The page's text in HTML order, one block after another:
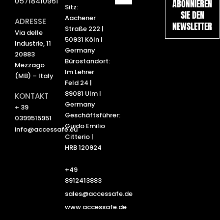
ADRESSE
Via delle
Industrie, 11
20883
Mezzago
(MB) – Italy
KONTAKT
+ 39
0399515951
info@accessafe.eu
Sitz:
Aachener
Straße 222 |
50931 Köln |
Germany
Bürostandort:
Im Lehrer
Feld 24 |
89081 Ulm |
Germany
Geschäftsführer:
Guido Emilio
Citterio |
HRB 120924
+49
8912413883
sales@accessafe.de
www.accessafe.de
k
t
ABONNIEREN
SIE DEN
NEWSLETTER